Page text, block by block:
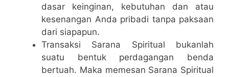
dasar keinginan, kebutuhan dan atau
kesenangan Anda pribadi tanpa paksaan
dari siapapun.
Transaksi Sarana Spiritual bukanlah
suatu bentuk perdagangan benda
bertuah. Maka memesan Sarana Spiritual